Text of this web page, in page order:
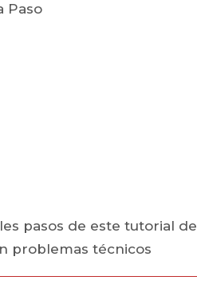
Paso
pasos de este tutorial de
problemas técnicos